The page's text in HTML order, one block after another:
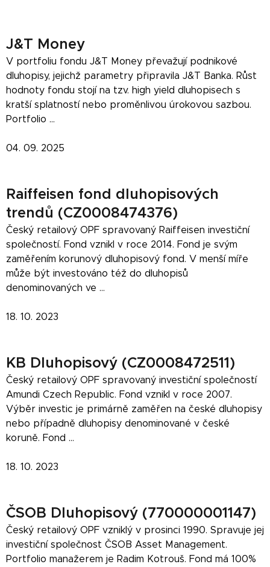
J&T Money
V portfoliu fondu J&T Money převažují podnikové
dluhopisy, jejichž parametry připravila J&T Banka. Růst
hodnoty fondu stojí na tzv. high yield dluhopisech s
kratší splatností nebo proměnlivou úrokovou sazbou.
Portfolio ...
04. 09. 2025
Raiffeisen fond dluhopisových
trendů (CZ0008474376)
Český retailový OPF spravovaný Raiffeisen investiční
společností. Fond vznikl v roce 2014. Fond je svým
zaměřením korunový dluhopisový fond. V menší míře
může být investováno též do dluhopisů
denominovaných ve ...
18. 10. 2023
KB Dluhopisový (CZ0008472511)
Český retailový OPF spravovaný investiční společností
Amundi Czech Republic. Fond vznikl v roce 2007.
Výběr investic je primárně zaměřen na české dluhopisy
nebo případně dluhopisy denominované v české
koruně. Fond ...
18. 10. 2023
ČSOB Dluhopisový (770000001147)
Český retailový OPF vzniklý v prosinci 1990. Spravuje jej
investiční společnost ČSOB Asset Management.
Portfolio manažerem je Radim Kotrouš. Fond má 100%